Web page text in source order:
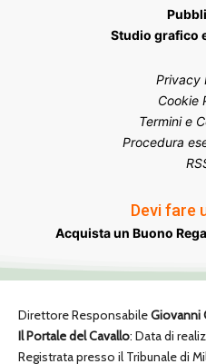
Studio grafico
Privacy
Cookie
Termini e
Procedura
Devi fare
Acquista un Buono
Direttore ResponsabileGiovanni
Il Portale del Cavallo: Data di
Registrata presso il Tribunale di